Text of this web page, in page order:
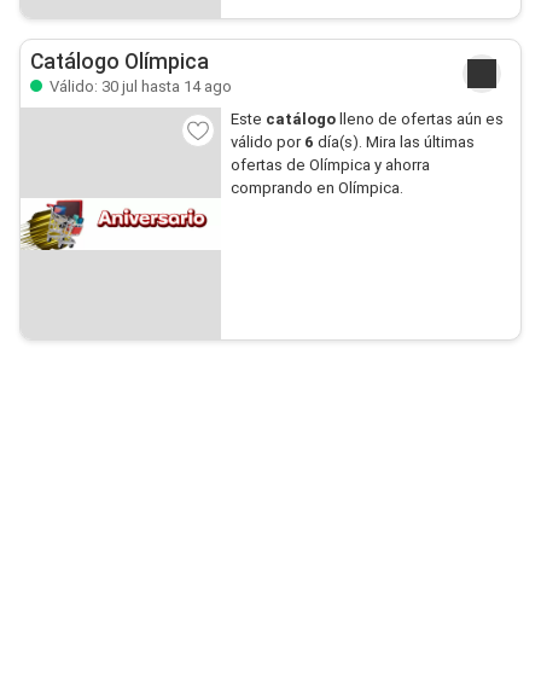
Catálogo Olímpica
Válido: 30 jul hasta 14 ago
Este catálogolleno de ofertas aún es
válido por 6 día(s). Mira las últimas
ofertas de Olímpica y ahorra
comprando en Olímpica.